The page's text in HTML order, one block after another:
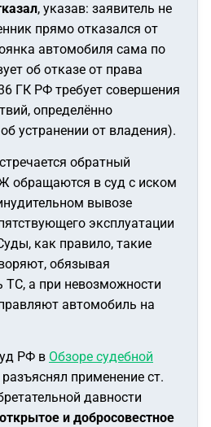
, указав: заявитель не
прямо отказался от
автомобиля сама по
об отказе от права
ГК РФ требует совершения
определённо
устранении от владения).
обратный
обращаются в суд с иском
вывозе
эксплуатации
как правило, такие
обязывая
ТС, а при невозможности
автомобиль на
РФ в Обзоре судебной
разъяснял применение ст.
давности
открытое и добросовестное